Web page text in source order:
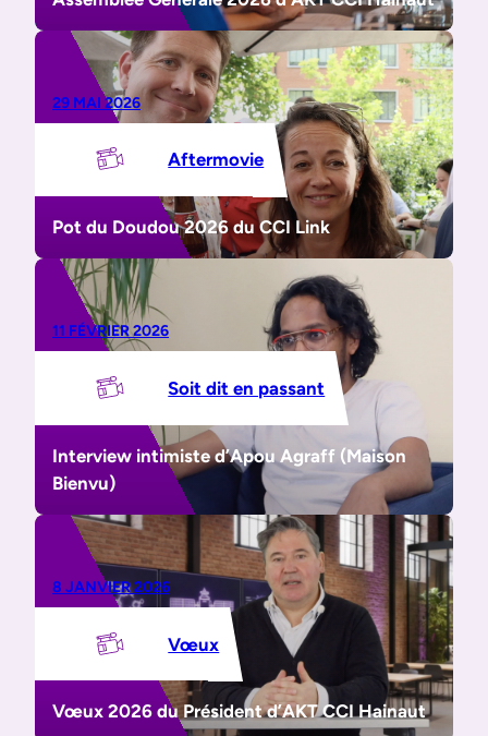
29 MAI 2026
Aftermovie
Pot du Doudou 2026 du CCI Link
11 FÉVRIER 2026
Soit dit en passant
Interview intimiste d’Apou Agraff (Maison
Bienvu)
8 JANVIER 2026
Vœux
Vœux 2026 du Président d’AKT CCI Hainaut